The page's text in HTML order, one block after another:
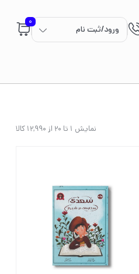
ورود/ثبت نام
0
نمایش 1 تا 20 از 12,990 کالا